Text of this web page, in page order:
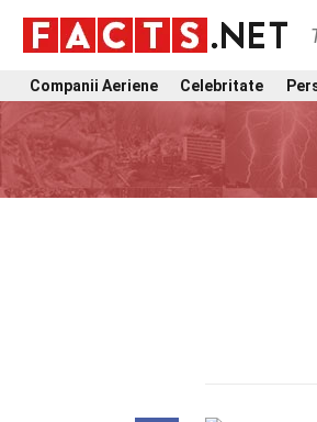
Companii Aeriene Celebritate